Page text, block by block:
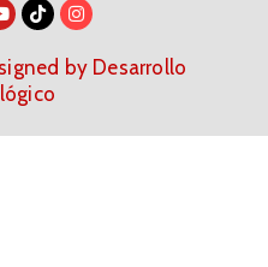
by Desarrollo